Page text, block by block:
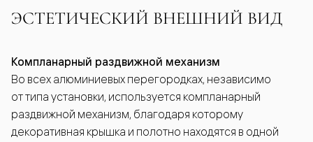
ЭСТЕТИЧЕСКИЙ ВНЕШНИЙ ВИД
Компланарный раздвижной механизм
Во всех алюминиевых перегородках, независимо
от типа установки, используется компланарный
раздвижной механизм, благодаря которому
декоративная крышка и полотно находятся в одной